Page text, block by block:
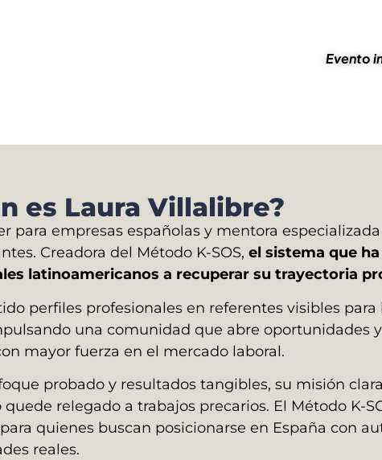
Evento
es Laura Villalibre?
para empresas españolas y mentora
Creadora del Método K-SOS, el sistema que
latinoamericanos a recuperar su trayectoria
perfiles profesionales en referentes visibles para
una comunidad que abre oportunidades
mayor fuerza en el mercado laboral.
probado y resultados tangibles, su misión
relegado a trabajos precarios. El Método K-
quienes buscan posicionarse en España con
reales.